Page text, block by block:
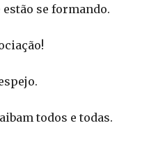
se formando.
todos e todas.